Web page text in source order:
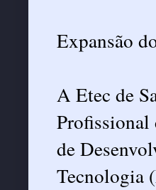
Expansão
A Etec de
Profissional
de
Tecnologia